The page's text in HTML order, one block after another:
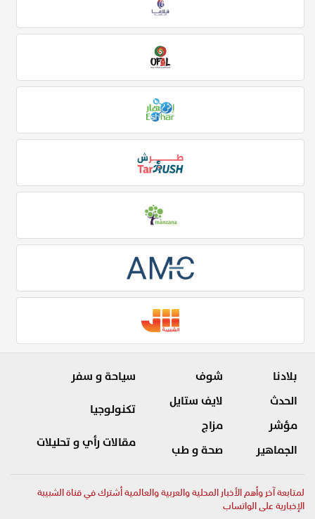
بلادنا
الحدث
مؤشر
الجماهير
شوف
لايف ستايل
مزاج
صحة و طب
سياحة و سفر
تكنولوجيا
مقالات رأي و تحليلات
لمتابعة آخر وأهم الأخبار المحلية والعربية والعالمية أشترك في قناة الشبيبة
الإخبارية على الواتساب